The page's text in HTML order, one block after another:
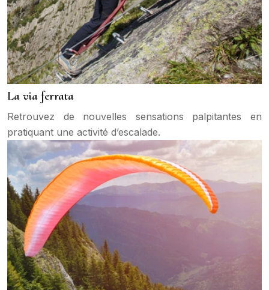
La via ferrata
Retrouvez de nouvelles sensations palpitantes en
pratiquant une activité d’escalade.